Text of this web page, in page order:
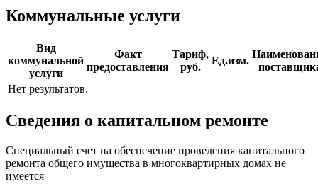
Коммунальные услуги
Вид
коммунальной
услуги
Факт
предоставления
Тариф,
руб.
Ед.изм.
Нет результатов.
Сведения о капитальном ремонте
Специальный счет на обеспечение проведения капитального
ремонта общего имущества в многоквартирных домах не
имеется